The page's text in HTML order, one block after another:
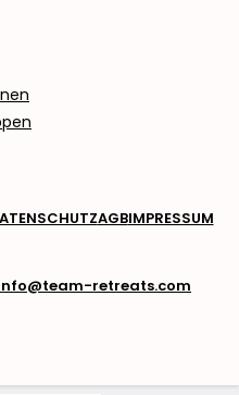
AGBIMPRESSUM
retreats.com